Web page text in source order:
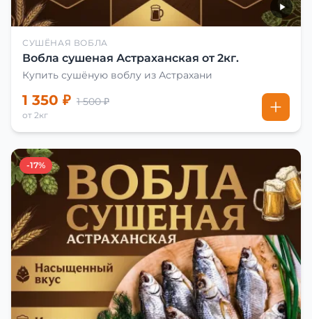
СУШЁНАЯ ВОБЛА
Вобла сушеная Астраханская от 2кг.
Купить сушёную воблу из Астрахани
1 350 ₽ 1 500 ₽
от 2кг
-17%